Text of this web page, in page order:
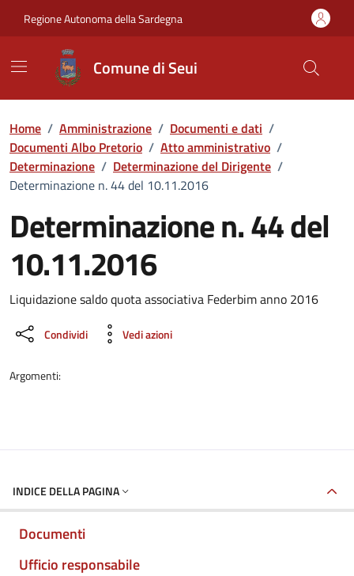
Regione Autonoma della Sardegna
Comune di Seui
Home / Amministrazione / Documenti e dati /
Documenti Albo Pretorio / Atto amministrativo /
Determinazione / Determinazione del Dirigente /
Determinazione n. 44 del 10.11.2016
Determinazione n. 44 del
10.11.2016
Dettaglio del documento
Liquidazione saldo quota associativa Federbim anno 2016
Condividi Vedi azioni
Argomenti:
INDICE DELLA PAGINA
Documenti
Ufficio responsabile